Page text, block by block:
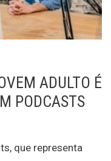
ADULTO É
PODCASTS
que representa